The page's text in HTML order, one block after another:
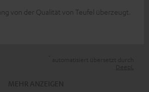
von der Qualität von Teufel überzeugt.